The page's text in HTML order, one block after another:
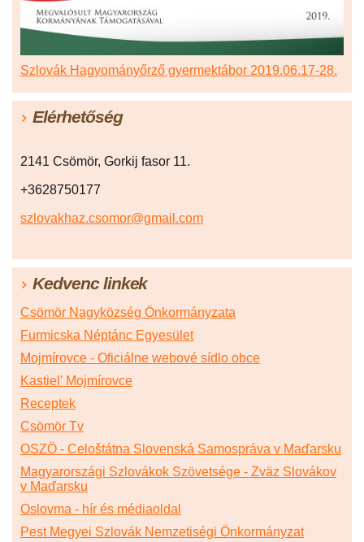
Szlovák Hagyományőrző gyermektábor 2019.06.17-28.
Elérhetőség
2141 Csömör, Gorkij fasor 11.
+3628750177
szlovakhaz.csomor@gmail.com
Kedvenc linkek
Csömör Nagyközség Önkormányzata
Furmicska Néptánc Egyesület
Mojmírovce - Oficiálne webové sídlo obce
Kastiel' Mojmírovce
Receptek
Csömör Tv
OSZÖ - Celoštátna Slovenská Samospráva v Maďarsku
Magyarországi Szlovákok Szövetsége - Zväz Slovákov
v Maďarsku
Oslovma - hír és médiaoldal
Pest Megyei Szlovák Nemzetiségi Önkormányzat